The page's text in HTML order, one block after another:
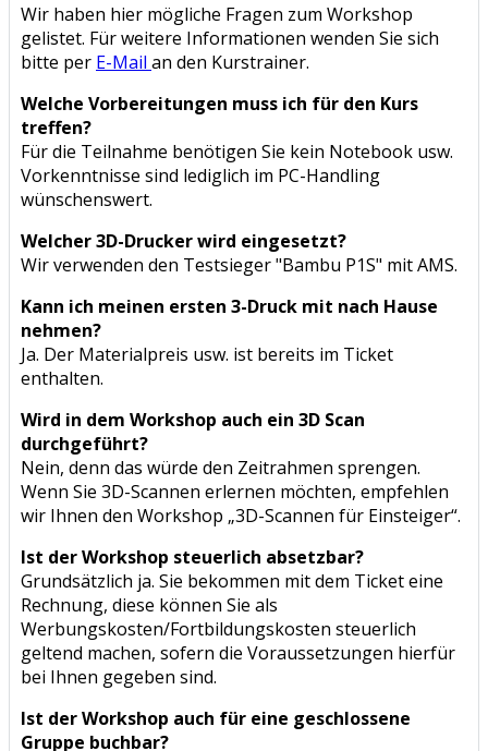
Wir haben hier mögliche Fragen zum Workshop
gelistet. Für weitere Informationen wenden Sie sich
bitte per E-Mail an den Kurstrainer.
Welche Vorbereitungen muss ich für den Kurs
treffen?
Für die Teilnahme benötigen Sie kein Notebook usw.
Vorkenntnisse sind lediglich im PC-Handling
wünschenswert.
Welcher 3D-Drucker wird eingesetzt?
Wir verwenden den Testsieger "Bambu P1S" mit AMS.
Kann ich meinen ersten 3-Druck mit nach Hause
nehmen?
Ja. Der Materialpreis usw. ist bereits im Ticket
enthalten.
Wird in dem Workshop auch ein 3D Scan
durchgeführt?
Nein, denn das würde den Zeitrahmen sprengen.
Wenn Sie 3D-Scannen erlernen möchten, empfehlen
wir Ihnen den Workshop „3D-Scannen für Einsteiger“.
Ist der Workshop steuerlich absetzbar?
Grundsätzlich ja. Sie bekommen mit dem Ticket eine
Rechnung, diese können Sie als
Werbungskosten/Fortbildungskosten steuerlich
geltend machen, sofern die Voraussetzungen hierfür
bei Ihnen gegeben sind.
Ist der Workshop auch für eine geschlossene
Gruppe buchbar?